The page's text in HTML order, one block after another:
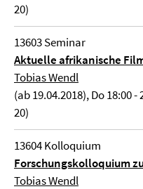
20)
13603 Seminar
Aktuelle afrikanische
Tobias Wendl
(ab 19.04.2018), Do 18:00
20)
13604 Kolloquium
Forschungskolloquium
Tobias Wendl